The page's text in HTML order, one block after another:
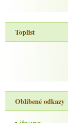
Toplist
Oblíbené odkazy